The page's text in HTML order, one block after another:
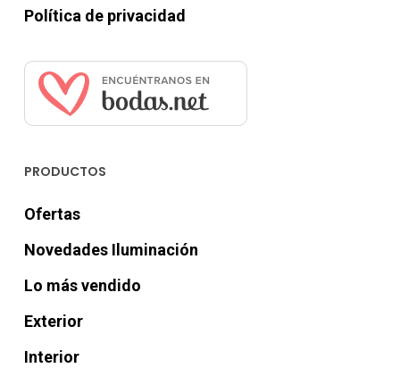
Política de privacidad
PRODUCTOS
Ofertas
Novedades Iluminación
Lo más vendido
Exterior
Interior